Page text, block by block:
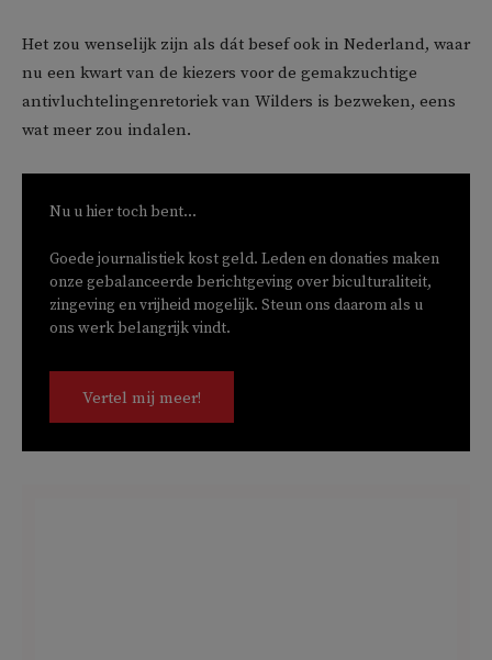
Het zou wenselijk zijn als dát besef ook in Nederland, waar
nu een kwart van de kiezers voor de gemakzuchtige
antivluchtelingenretoriek van Wilders is bezweken, eens
wat meer zou indalen.
Nu u hier toch bent...
Goede journalistiek kost geld. Leden en donaties maken
onze gebalanceerde berichtgeving over biculturaliteit,
zingeving en vrijheid mogelijk. Steun ons daarom als u
ons werk belangrijk vindt.
Vertel mij meer!